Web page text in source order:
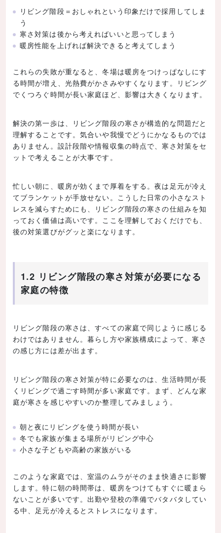
リビング階段＝おしゃれという印象だけで採用してしま
う
寒さ対策は後から考えればいいと思ってしまう
暖房性能を上げれば解決できると考えてしまう
これらの失敗が重なると、冬場は暖房をつけっぱなしにす
る時間が増え、光熱費がかさみやすくなります。リビング
でくつろぐ時間が長い家庭ほど、影響は大きくなります。
解決の第一歩は、リビング階段の寒さが構造的な問題だと
理解することです。気合いや我慢でどうにかなるものでは
ありません。設計段階や情報収集の時点で、寒さ対策をセ
ットで考えることが大事です。
忙しい朝に、暖房が効くまで厚着をする。夜は足元が冷え
てブランケットが手放せない。こうした日常の小さなスト
レスを減らすためにも、リビング階段の寒さの仕組みを知
っておく価値は高いです。ここを理解しておくだけでも、
後の対策選びがグッと楽になります。
1.2 リビング階段の寒さ対策が必要になる
家庭の特徴
リビング階段の寒さは、すべての家庭で同じように感じる
わけではありません。暮らし方や家族構成によって、寒さ
の感じ方には差が出ます。
リビング階段の寒さ対策が特に必要なのは、生活時間が長
くリビングで過ごす時間が多い家庭です。まず、どんな家
庭が寒さを感じやすいのか整理してみましょう。
朝と夜にリビングを使う時間が長い
冬でも家族が集まる場所がリビング中心
小さな子どもや高齢の家族がいる
このような家庭では、室温のムラがそのまま快適さに影響
します。特に朝の時間帯は、暖房をつけてもすぐに暖まら
ないことが多いです。出勤や登校の準備でバタバタしてい
る中、足元が冷えるとストレスになります。